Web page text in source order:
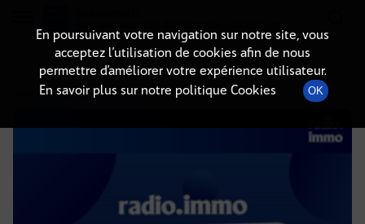
DÉTAILS DE L'ÉPISODE
2 avril 2021 à 4h01, durée : 2 minutes
En poursuivant votre navigation sur notre site, vous
acceptez l’utilisation de cookies afin de nous
permettre d’améliorer votre expérience utilisateur.
En savoir plus sur notre politique Cookies
OK